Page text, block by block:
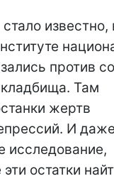
известно,
против
Там
жертв
И
исследование,
остатки